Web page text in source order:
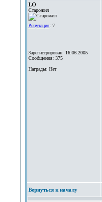
LO
Старожил
Репутация: 7
Зарегистрирован: 16.06.2005
Сообщения: 375
Награды: Нет
Вернуться к началу